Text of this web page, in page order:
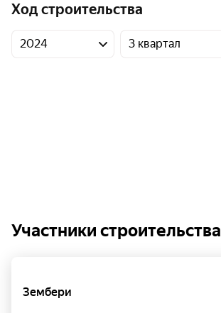
Ход строительства
2024 3 квартал
Участники строительства
Зембери